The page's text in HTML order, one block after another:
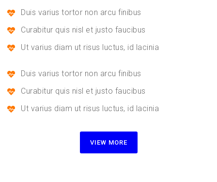
Duis varius tortor non arcu finibus
Curabitur quis nisl et justo faucibus
Ut varius diam ut risus luctus, id lacinia
Duis varius tortor non arcu finibus
Curabitur quis nisl et justo faucibus
Ut varius diam ut risus luctus, id lacinia
VIEW MORE